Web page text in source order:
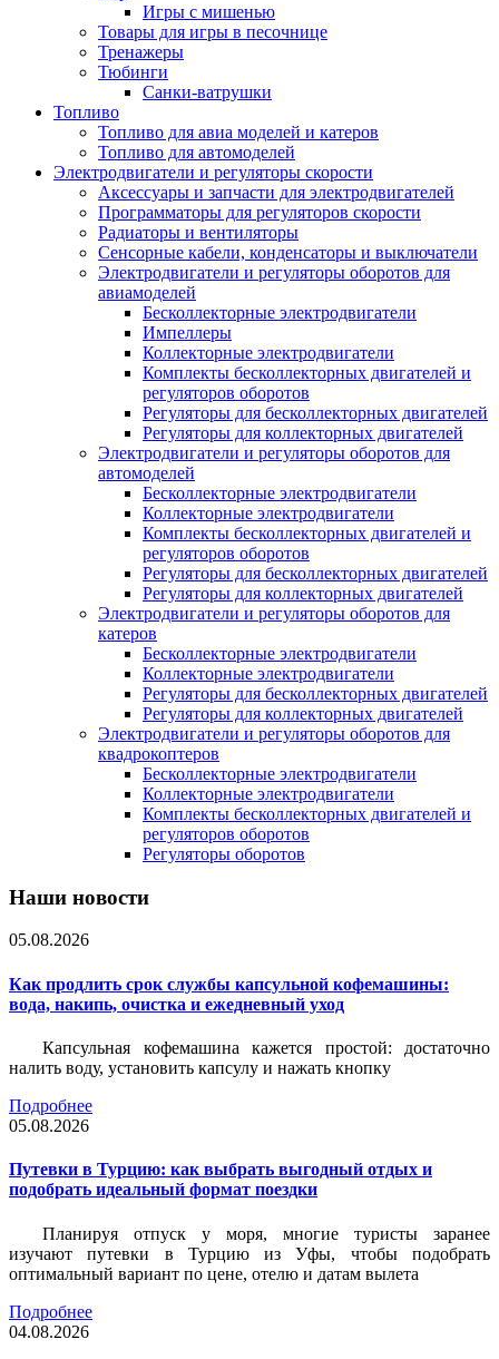
Игры с мишенью
Товары для игры в песочнице
Тренажеры
Тюбинги
Санки-ватрушки
Топливо
Топливо для авиа моделей и катеров
Топливо для автомоделей
Электродвигатели и регуляторы скорости
Аксессуары и запчасти для электродвигателей
Программаторы для регуляторов скорости
Радиаторы и вентиляторы
Сенсорные кабели, конденсаторы и выключатели
Электродвигатели и регуляторы оборотов для
авиамоделей
Бесколлекторные электродвигатели
Импеллеры
Коллекторные электродвигатели
Комплекты бесколлекторных двигателей и
регуляторов оборотов
Регуляторы для бесколлекторных двигателей
Регуляторы для коллекторных двигателей
Электродвигатели и регуляторы оборотов для
автомоделей
Бесколлекторные электродвигатели
Коллекторные электродвигатели
Комплекты бесколлекторных двигателей и
регуляторов оборотов
Регуляторы для бесколлекторных двигателей
Регуляторы для коллекторных двигателей
Электродвигатели и регуляторы оборотов для
катеров
Бесколлекторные электродвигатели
Коллекторные электродвигатели
Регуляторы для бесколлекторных двигателей
Регуляторы для коллекторных двигателей
Электродвигатели и регуляторы оборотов для
квадрокоптеров
Бесколлекторные электродвигатели
Коллекторные электродвигатели
Комплекты бесколлекторных двигателей и
регуляторов оборотов
Регуляторы оборотов
Наши новости
05.08.2026
Как продлить срок службы капсульной кофемашины:
вода, накипь, очистка и ежедневный уход
Капсульная кофемашина кажется простой: достаточно
налить воду, установить капсулу и нажать кнопку
Подробнее
05.08.2026
Путевки в Турцию: как выбрать выгодный отдых и
подобрать идеальный формат поездки
Планируя отпуск у моря, многие туристы заранее
изучают путевки в Турцию из Уфы, чтобы подобрать
оптимальный вариант по цене, отелю и датам вылета
Подробнее
04.08.2026